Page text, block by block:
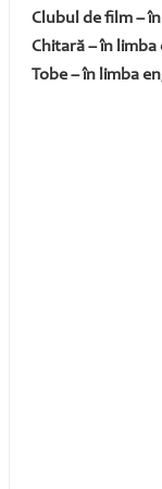
Clubul de film –
Chitară – în
Tobe – în limba